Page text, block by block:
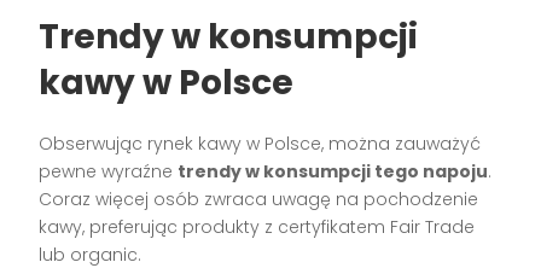
Trendy w konsumpcji
kawy w Polsce
Obserwując rynek kawy w Polsce, można zauważyć
pewne wyraźne trendy w konsumpcji tego napoju.
Coraz więcej osób zwraca uwagę na pochodzenie
kawy, preferując produkty z certyfikatem Fair Trade
lub organic.